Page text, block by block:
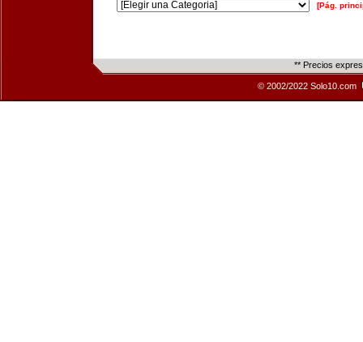
[Pág.
** Precios
© 2002/2022 Solo10.com